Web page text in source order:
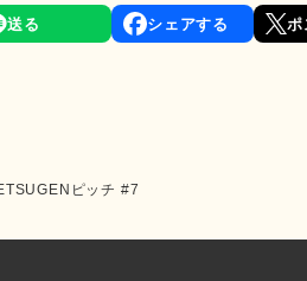
送る シェアする ポ
ピッチ #7